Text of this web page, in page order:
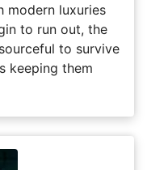
modern luxuries
to run out, the
to survive
keeping them